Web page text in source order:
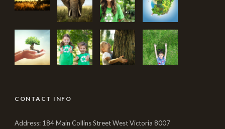
CONTACT INFO
Address: 184 Main Collins Street West Victoria 8007